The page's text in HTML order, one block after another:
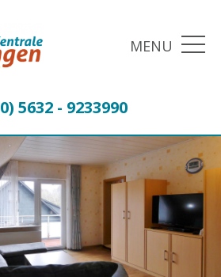
MENU
5632 - 9233990